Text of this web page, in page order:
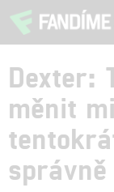
Dexter:
měnit
správně